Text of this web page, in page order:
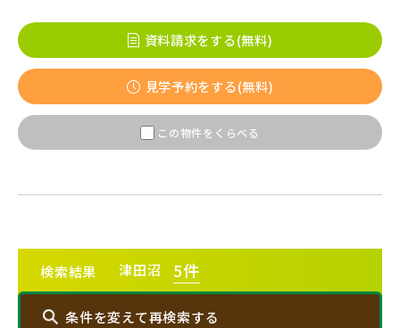
資料請求をする(無料)
見学予約をする(無料)
この物件をくらべる
検索結果 津田沼 5件
条件を変えて再検索する